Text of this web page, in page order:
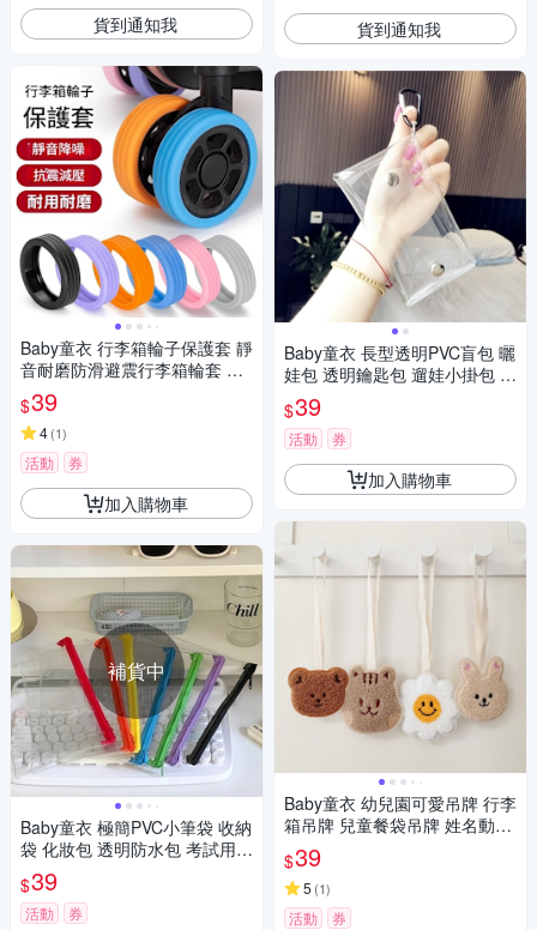
貨到通知我
Baby童衣 行李箱輪子保護套 靜
音耐磨防滑避震行李箱輪套 辦
公椅腳套 矽膠保護套 11822
$39
4(1)
活動 券
加入購物車
補貨中
Baby童衣 極簡PVC小筆袋 收納
袋 化妝包 透明防水包 考試用素
色筆袋 透明收納袋 文具收納筆
袋 11796
$39
活動 券
貨到通知我
Baby童衣 長型透明PVC盲包 曬
娃包 透明鑰匙包 遛娃小掛包 P
VC零錢包 盲盒收纳包 11795
$39
活動 券
加入購物車
Baby童衣 幼兒園可愛吊牌 行李
箱吊牌 兒童餐袋吊牌 姓名動物
吊牌 書包吊牌 睡袋吊牌 幼兒園
必備 11849
$39
5 (1)
活動 券